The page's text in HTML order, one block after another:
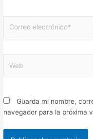
electrónico*
Guarda mi nombre,
navegador para la próxima